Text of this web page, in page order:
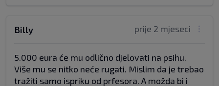
prije 2 mjeseci
Billy
5.000 eura će mu odlično djelovati na psihu.
Više mu se nitko neće rugati. Mislim da je trebao
tražiti samo ispriku od prfesora. A možda bi i